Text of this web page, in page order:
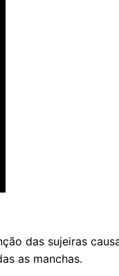
das sujeiras
as manchas.